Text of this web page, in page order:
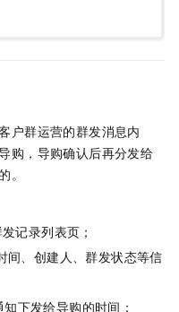
户群运营的群发消息内
购，导购确认后再分发给
。
记录列表页；
间、创建人、群发状态等信
下发给导购的时间；